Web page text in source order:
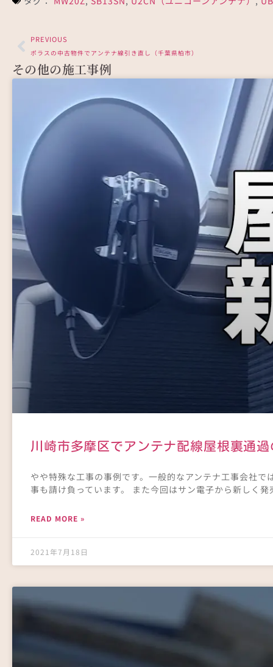
PREVIOUS
ポラスの中古物件でアンテナ線引き直し（千葉県柏市）
その他の施工事例
川崎市多摩区でアンテナ配線屋根裏通
やや特殊な工事の事例です。一般的なアンテナ工事会社
事も請け負っています。 また今回はサン電子から新しく
READ MORE »
2021年7月18日